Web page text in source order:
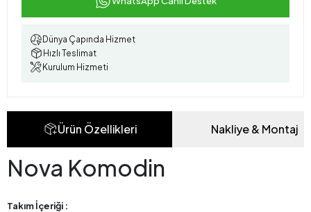
Dünya Çapında Hizmet
Hızlı Teslimat
Kurulum Hizmeti
Ürün Özellikleri Nakliye & Montaj
Nova Komodin
Takım İçeriği :